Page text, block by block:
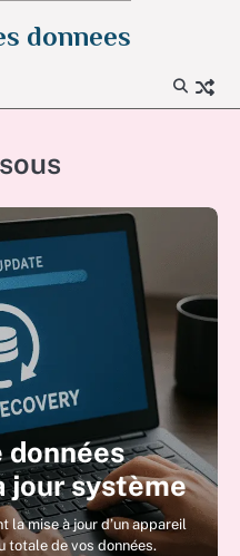
donnees
données
jour système
la mise à jour d’un appareil
totale de vos données.